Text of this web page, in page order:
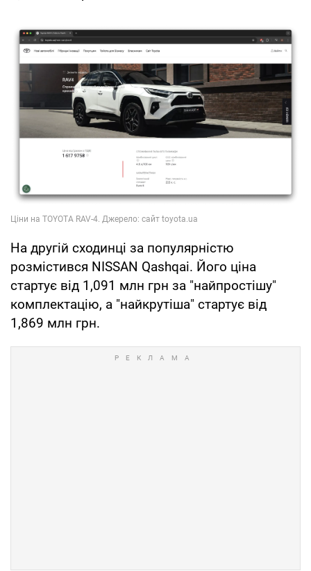
На другій сходинці за популярністю
розмістився NISSAN Qashqai. Його ціна
стартує від 1,091 млн грн за "найпростішу"
комплектацію, а "найкрутіша" стартує від
1,869 млн грн.